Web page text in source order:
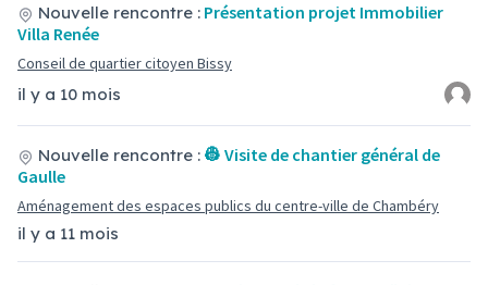
il y a 10 mois
Nouvelle rencontre : Présentation projet Immobilier
Villa Renée
Conseil de quartier citoyen Bissy
il y a 11 mois
Nouvelle rencontre : 👷 Visite de chantier général de
Gaulle
Aménagement des espaces publics du centre-ville de Chambéry